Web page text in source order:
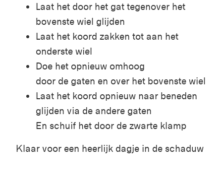
Laat het door het gat tegenover het
bovenste wiel glijden
Laat het koord zakken tot aan het
onderste wiel
Doe het opnieuw omhoog
door de gaten en over het bovenste wiel
Laat het koord opnieuw naar beneden
glijden via de andere gaten
En schuif het door de zwarte klamp
Klaar voor een heerlijk dagje in de schaduw